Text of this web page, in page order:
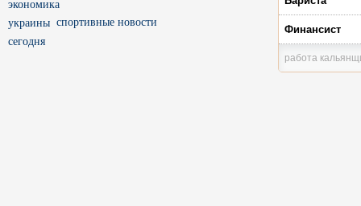
спортивные новости
Финансист
работа